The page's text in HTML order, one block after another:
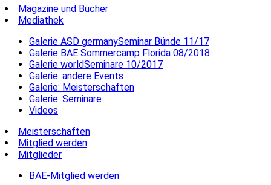
Magazine und Bücher
Mediathek
Galerie ASD germanySeminar Bünde 11/17
Galerie BAE Sommercamp Florida 08/2018
Galerie worldSeminare 10/2017
Galerie: andere Events
Galerie: Meisterschaften
Galerie: Seminare
Videos
Meisterschaften
Mitglied werden
Mitglieder
BAE-Mitglied werden